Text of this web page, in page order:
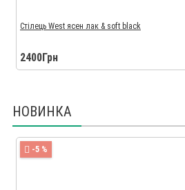
Стілець West ясен лак & soft black
2400Грн
НОВИНКА
-5 %